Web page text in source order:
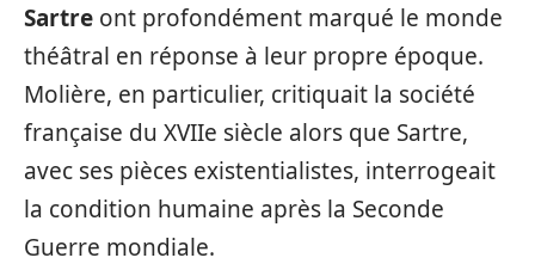
Sartre ont profondément marqué le monde
théâtral en réponse à leur propre époque.
Molière, en particulier, critiquait la société
française du XVIIe siècle alors que Sartre,
avec ses pièces existentialistes, interrogeait
la condition humaine après la Seconde
Guerre mondiale.